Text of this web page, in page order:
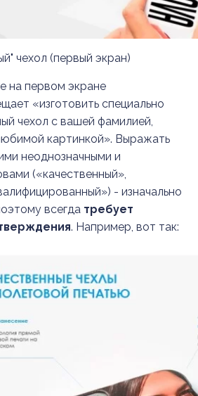
чехол (первый экран)
на первом экране
«изготовить специально
чехол с вашей фамилией,
картинкой». Выражать
неоднозначными и
(«качественный»,
- изначально
всегда требует
. Например, вот так: